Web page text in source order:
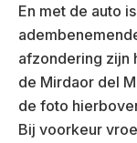
En met de auto
afzondering zijn
de Mirdaor del
de foto
Bij voorkeur